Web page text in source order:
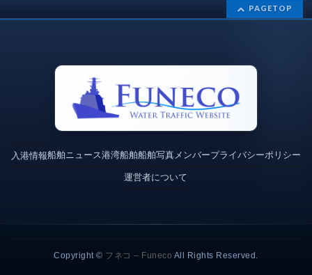
PAGETOP
入港情報船舶ニュース港湾船舶船舶写真メンバープライバシーポリシー
運営者について
Copyright © フネコ – Funeco All Rights Reserved.